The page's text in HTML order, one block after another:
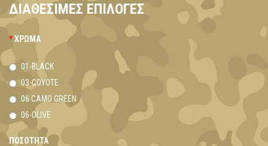
ΔΙΑΘΈΣΙΜΕΣ ΕΠΙΛΟΓΈΣ
ΧΡΏΜΑ
01-BLACK
03-COYOTE
06 CAMO GREEN
06-OLIVE
ΠΟΣΌΤΗΤΑ